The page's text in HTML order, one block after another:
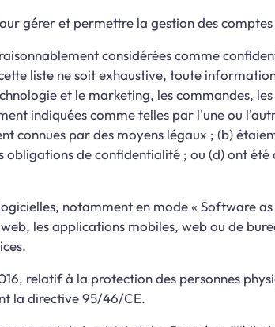
gérer et permettre la gestion des
considérées comme
liste ne soit exhaustive, toute
et le marketing, les commandes,
indiquées comme telles par l'une ou
connues par des moyens légaux ; (b)
de confidentialité ; ou (d) ont été
notamment en mode « Software as
les applications mobiles, web ou de
relatif à la protection des personnes
la directive 95/46/CE.